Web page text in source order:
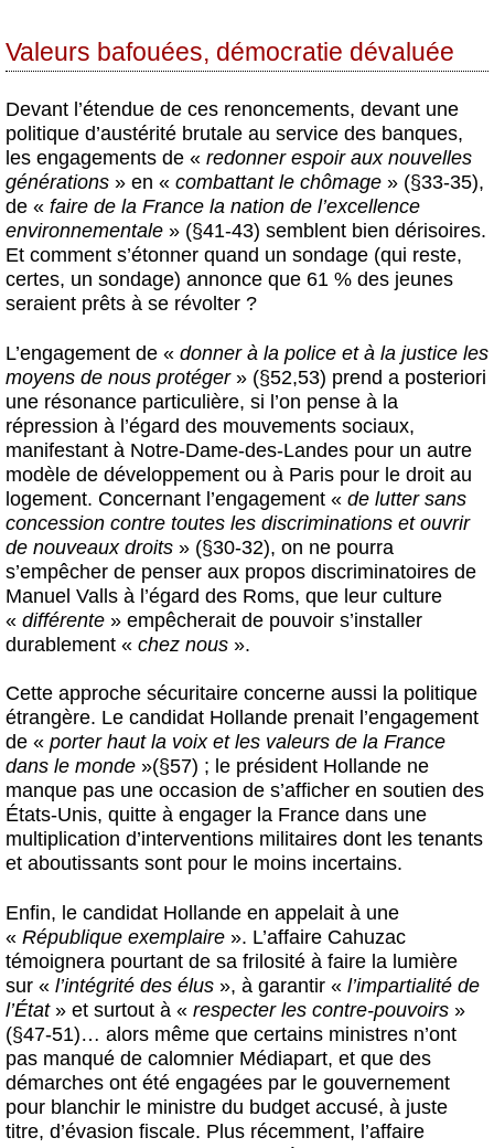
Valeurs bafouées, démocratie dévaluée
Devant l’étendue de ces renoncements, devant une
politique d’austérité brutale au service des banques,
les engagements de « redonner espoir aux nouvelles
générations » en « combattant le chômage » (§33-35),
de « faire de la France la nation de l’excellence
environnementale » (§41-43) semblent bien dérisoires.
Et comment s’étonner quand un sondage (qui reste,
certes, un sondage) annonce que 61 % des jeunes
seraient prêts à se révolter ?
L’engagement de « donner à la police et à la justice les
moyens de nous protéger» (§52,53) prend a posteriori
une résonance particulière, si l’on pense à la
répression à l’égard des mouvements sociaux,
manifestant à Notre-Dame-des-Landes pour un autre
modèle de développement ou à Paris pour le droit au
logement. Concernant l’engagement « de lutter sans
concession contre toutes les discriminations et ouvrir
de nouveaux droits » (§30-32), on ne pourra
s’empêcher de penser aux propos discriminatoires de
Manuel Valls à l’égard des Roms, que leur culture
« différente » empêcherait de pouvoir s’installer
durablement « chez nous ».
Cette approche sécuritaire concerne aussi la politique
étrangère. Le candidat Hollande prenait l’engagement
de « porter haut la voix et les valeurs de la France
dans le monde »(§57) ; le président Hollande ne
manque pas une occasion de s’afficher en soutien des
États-Unis, quitte à engager la France dans une
multiplication d’interventions militaires dont les tenants
et aboutissants sont pour le moins incertains.
Enfin, le candidat Hollande en appelait à une
« République exemplaire ». L’affaire Cahuzac
témoignera pourtant de sa frilosité à faire la lumière
sur « l’intégrité des élus », à garantir « l’impartialité de
l’État» et surtout à « respecter les contre-pouvoirs »
(§47-51)… alors même que certains ministres n’ont
pas manqué de calomnier Médiapart, et que des
démarches ont été engagées par le gouvernement
pour blanchir le ministre du budget accusé, à juste
titre, d’évasion fiscale. Plus récemment, l’affaire